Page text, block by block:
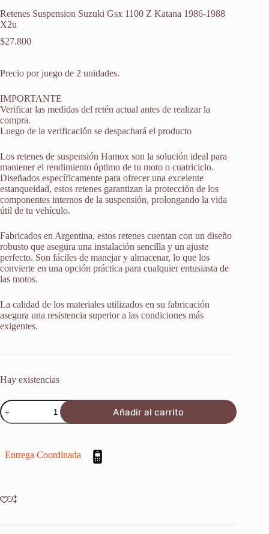
Retenes Suspension Suzuki Gsx 1100 Z Katana 1986-1988
X2u
$27.800
Precio por juego de 2 unidades.
IMPORTANTE
Verificar las medidas del retén actual antes de realizar la
compra.
Luego de la verificación se despachará el producto
Los retenes de suspensión Hamox son la solución ideal para
mantener el rendimiento óptimo de tu moto o cuatriciclo.
Diseñados específicamente para ofrecer una excelente
estanqueidad, estos retenes garantizan la protección de los
componentes internos de la suspensión, prolongando la vida
útil de tu vehículo.
Fabricados en Argentina, estos retenes cuentan con un diseño
robusto que asegura una instalación sencilla y un ajuste
perfecto. Son fáciles de manejar y almacenar, lo que los
convierte en una opción práctica para cualquier entusiasta de
las motos.
La calidad de los materiales utilizados en su fabricación
asegura una resistencia superior a las condiciones más
exigentes.
Hay existencias
Retenes
Suspension
Suzuki
X2u
cantidad
Añadir al carrito
Entrega Coordinada